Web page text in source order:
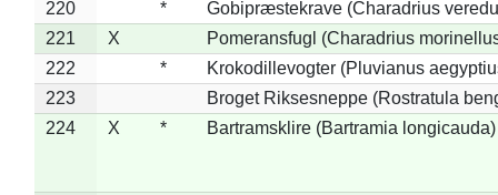
220 *
Gobipræstekrave (Charadrius
221
X
Pomeransfugl (Charadrius
222
*
Krokodillevogter (Pluvianus
223
Broget Riksesneppe (Rostratula
224
X * Bartramsklire (Bartramia longicauda)